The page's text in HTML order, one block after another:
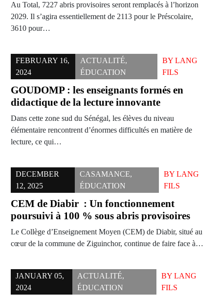
Au Total, 7227 abris provisoires seront remplacés à l’horizon
2029. Il s’agira essentiellement de 2113 pour le Préscolaire,
3610 pour…
FEBRUARY 16,
2024
ACTUALITÉ,
ÉDUCATION
BYLANG
FILS
GOUDOMP : les enseignants formés en
didactique de la lecture innovante
Dans cette zone sud du Sénégal, les élèves du niveau
élémentaire rencontrent d’énormes difficultés en matière de
lecture, ce qui…
DECEMBER
12, 2025
CASAMANCE,
ÉDUCATION
BYLANG
FILS
CEM de Diabir : Un fonctionnement
poursuivi à 100 % sous abris provisoires
Le Collège d’Enseignement Moyen (CEM) de Diabir, situé au
cœur de la commune de Ziguinchor, continue de faire face à…
JANUARY 05,
2024
ACTUALITÉ,
ÉDUCATION
BYLANG
FILS